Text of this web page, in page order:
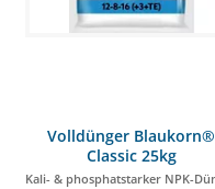
Volldünger Blaukorn®
Classic 25kg
Kali- & phosphatstarker NPK-